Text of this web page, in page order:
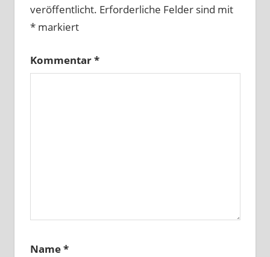
veröffentlicht. Erforderliche Felder sind mit
*markiert
Kommentar*
Name*